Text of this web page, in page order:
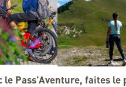
le Pass’Aventure, faites